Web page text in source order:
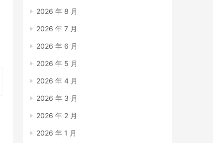
2026 年 8 月
2026 年 7 月
2026 年 6 月
2026 年 5 月
2026 年 4 月
2026 年 3 月
2026 年 2 月
2026 年 1 月